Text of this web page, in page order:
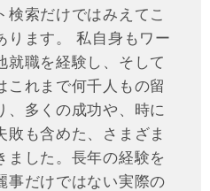
索だけではみえてこ
ります。 私自身もワー
就職を経験し、そして
これまで何千人もの留
、多くの成功や、時に
敗も含めた、さまざま
ました。長年の経験を
事だけではない実際の